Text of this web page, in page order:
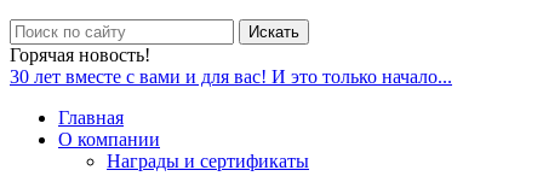
Искать
Горячая новость!
30 лет вместе с вами и для вас! И это только начало...
Главная
О компании
Награды и сертификаты